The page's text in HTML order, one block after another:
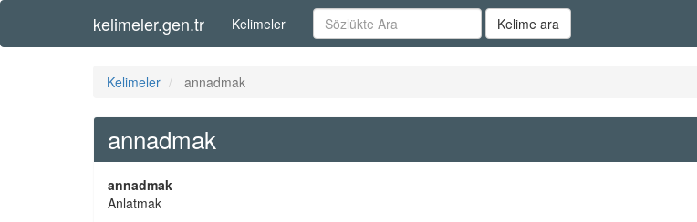
kelimeler.gen.tr Kelimeler Kelime ara
Kelimeler annadmak
annadmak
annadmak
Anlatmak